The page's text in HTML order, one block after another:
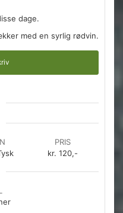
dage.
med en syrlig rødvin.
PRIS
kr. 120,-